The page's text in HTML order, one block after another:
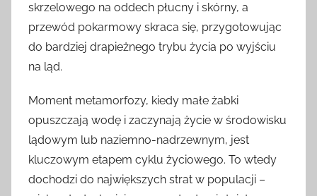
skrzelowego na oddech płucny i skórny, a
przewód pokarmowy skraca się, przygotowując
do bardziej drapieżnego trybu życia po wyjściu
na ląd.
Moment metamorfozy, kiedy małe żabki
opuszczają wodę i zaczynają życie w środowisku
lądowym lub naziemno-nadrzewnym, jest
kluczowym etapem cyklu życiowego. To wtedy
dochodzi do największych strat w populacji –